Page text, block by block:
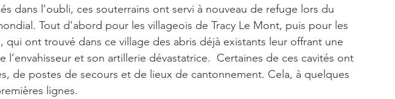
dans l’oubli, ces souterrains ont servi à nouveau de refuge lors du
Tout d’abord pour les villageois de Tracy Le Mont, puis pour les
qui ont trouvé dans ce village des abris déjà existants leur offrant une
l’envahisseur et son artillerie dévastatrice.  Certaines de ces cavités ont
de postes de secours et de lieux de cantonnement. Cela, à quelques
lignes.